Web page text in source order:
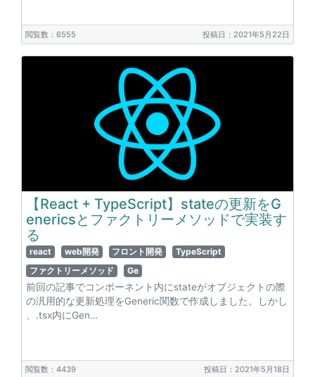
閲覧数：6555 投稿日：2021年5月22日
【React + TypeScript】stateの更新をG
enericsとファクトリーメソッドで実装す
る
react web開発 フロント開発
TypeScript
ファクトリーメソッド
Ge
前回の記事でコンポーネント内にstateがオブジェクトの際
の汎用的な更新処理をGeneric関数で作成しました。しかし
、.tsx内にGen…
閲覧数：4439 投稿日：2021年5月18日